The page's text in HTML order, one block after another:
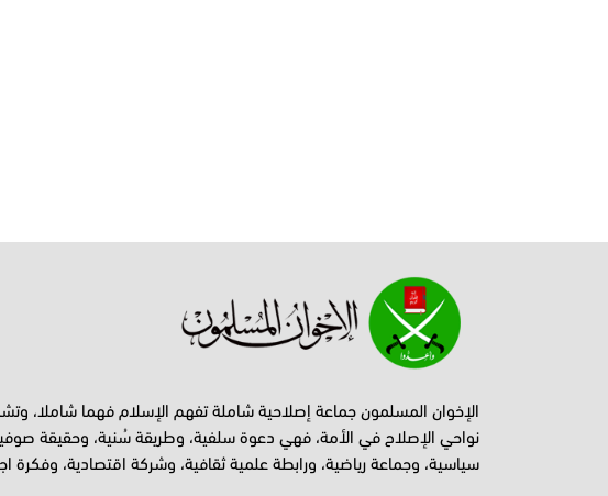
الإخوان المسلمون جماعة إصلاحية شاملة تفهم الإسلام فهما شاملا،
نواحي الإصلاح في الأمة، فهي دعوة سلفية، وطريقة سُنية، وحقيقة
سياسية، وجماعة رياضية، ورابطة علمية ثقافية، وشركة اقتصادية، وفكرة